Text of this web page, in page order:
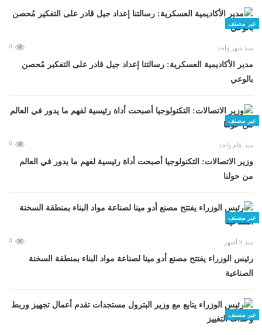
غير مصنف
منذ شهر واحد 0
مدير الأكاديمية العسكرية: رسالتنا إعداد جيل قادر على التفكير مُحصن
بالوعي
غير مصنف
منذ عام واحد 0
وزير الاتصالات: التكنولوجيا أصبحت أداة رئيسية لفهم ما يدور في العالم
من حولنا
غير مصنف
منذ 9 أشهر 0
رئيس الوزراء يفتتح مصنع أدو مينا لصناعة مواد البناء بمنطقة السخنة
الصناعية
غير مصنف